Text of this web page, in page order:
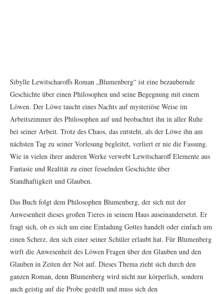
Sibylle Lewitscharoffs Roman „Blumenberg“ ist eine bezaubernde
Geschichte über einen Philosophen und seine Begegnung mit einem
Löwen. Der Löwe taucht eines Nachts auf mysteriöse Weise im
Arbeitszimmer des Philosophen auf und beobachtet ihn in aller Ruhe
bei seiner Arbeit. Trotz des Chaos, das entsteht, als der Löwe ihn am
nächsten Tag zu seiner Vorlesung begleitet, verliert er nie die Fassung.
Wie in vielen ihrer anderen Werke verwebt Lewitscharoff Elemente aus
Fantasie und Realität zu einer fesselnden Geschichte über
Standhaftigkeit und Glauben.
Das Buch folgt dem Philosophen Blumenberg, der sich mit der
Anwesenheit dieses großen Tieres in seinem Haus auseinandersetzt. Er
fragt sich, ob es sich um eine Einladung Gottes handelt oder einfach um
einen Scherz, den sich einer seiner Schüler erlaubt hat. Für Blumenberg
wirft die Anwesenheit des Löwen Fragen über den Glauben und den
Glauben in Zeiten der Not auf. Dieses Thema zieht sich durch den
ganzen Roman, denn Blumenberg wird nicht nur körperlich, sondern
auch geistig auf die Probe gestellt und muss sich den